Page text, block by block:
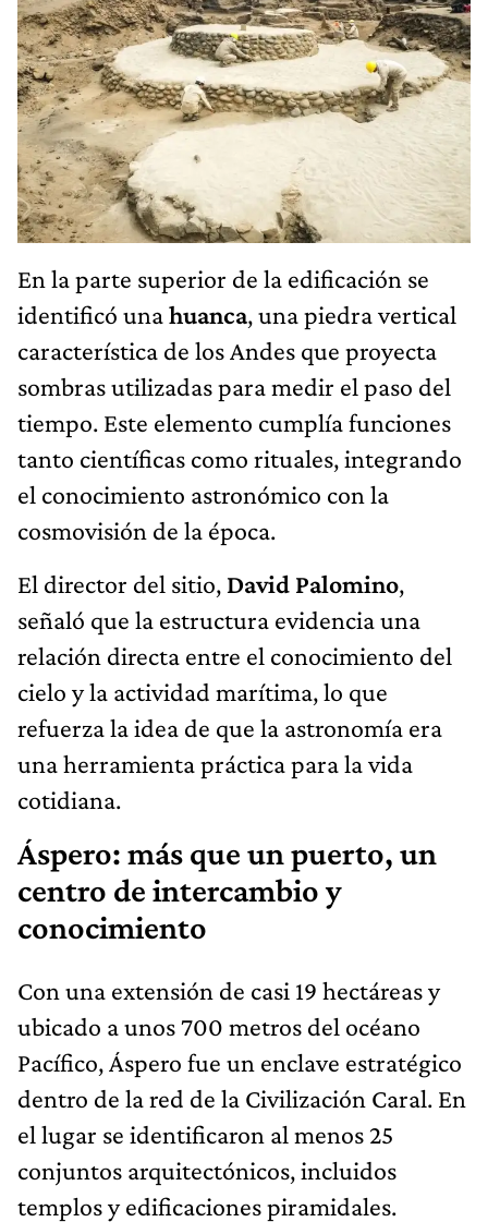
En la parte superior de la edificación se
identificó unahuanca, una piedra vertical
característica de los Andes que proyecta
sombras utilizadas para medir el paso del
tiempo. Este elemento cumplía funciones
tanto científicas como rituales, integrando
el conocimiento astronómico con la
cosmovisión de la época.
El director del sitio, David Palomino,
señaló que la estructura evidencia una
relación directa entre el conocimiento del
cielo y la actividad marítima, lo que
refuerza la idea de que la astronomía era
una herramienta práctica para la vida
cotidiana.
Áspero: más que un puerto, un
centro de intercambio y
conocimiento
Con una extensión de casi 19 hectáreas y
ubicado a unos 700 metros del océano
Pacífico, Áspero fue un enclave estratégico
dentro de la red de la Civilización Caral. En
el lugar se identificaron al menos 25
conjuntos arquitectónicos, incluidos
templos y edificaciones piramidales.